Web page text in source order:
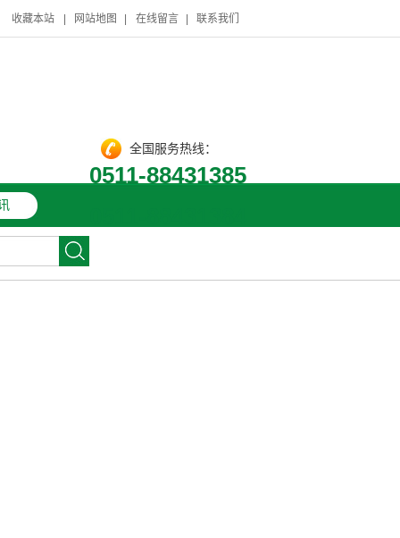
收藏本站 网站地图 在线留言 联系我们
全国服务热线：
0511-88431385